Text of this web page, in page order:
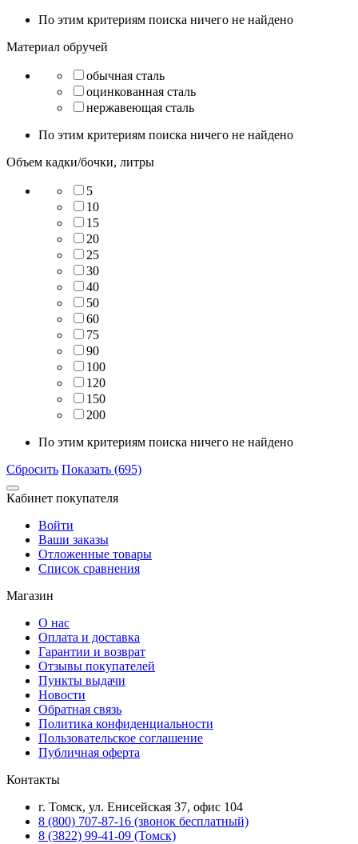
По этим критериям поиска ничего не найдено
Материал обручей
обычная сталь
оцинкованная сталь
нержавеющая сталь
По этим критериям поиска ничего не найдено
Объем кадки/бочки, литры
5
10
15
20
25
30
40
50
60
75
90
100
120
150
200
По этим критериям поиска ничего не найдено
Сбросить Показать (695)
Кабинет покупателя
Войти
Ваши заказы
Отложенные товары
Список сравнения
Магазин
О нас
Оплата и доставка
Гарантии и возврат
Отзывы покупателей
Пункты выдачи
Новости
Обратная связь
Политика конфиденциальности
Пользовательское соглашение
Публичная оферта
Контакты
г. Томск, ул. Енисейская 37, офис 104
8 (800) 707-87-16 (звонок бесплатный)
8 (3822) 99-41-09 (Томск)